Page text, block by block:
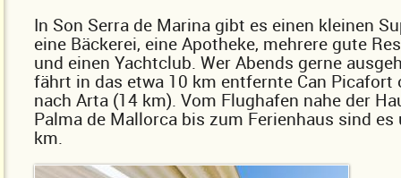
In Son Serra de Marina gibt es einen kleinen
eine Bäckerei, eine Apotheke, mehrere gute
und einen Yachtclub. Wer Abends gerne
fährt in das etwa 10 km entfernte Can Picafort
nach Arta (14 km). Vom Flughafen nahe der
Palma de Mallorca bis zum Ferienhaus sind
km.